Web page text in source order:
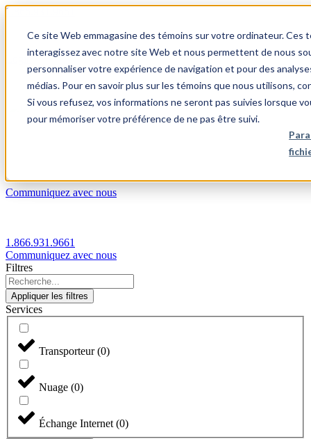
Ce site Web emmagasine des témoins sur votre ordinateur.
interagissez avec notre site Web et nous permettent de nous
personnaliser votre expérience de navigation et pour des
médias. Pour en savoir plus sur les témoins que nous utilisons,
Si vous refusez, vos informations ne seront pas suivies lorsque
pour mémoriser votre préférence de ne pas être suivi.
1.866.931.9661
Login
FR
Communiquez avec nous
1.866.931.9661
Communiquez avec nous
Filtres
Appliquer les filtres
Services
Transporteur(0)
Nuage (0)
Échange Internet (0)